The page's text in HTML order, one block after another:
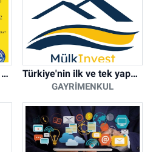
Emlak Danışmanı Seviye 5 Mesleki Yeterlilik Belgesi Türkiye'nin ilk ve tek yapay zeka destekli arsa ilan platformu
GAYRIMENKUL